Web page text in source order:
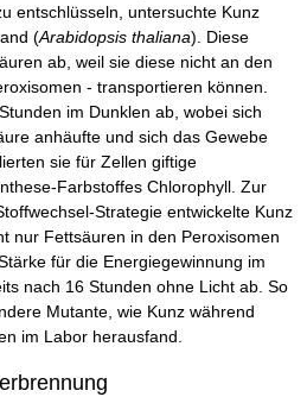
entschlüsseln, untersuchte Kunz
(Arabidopsis thaliana). Diese
ab, weil sie diese nicht an den
- transportieren können.
im Dunklen ab, wobei sich
anhäufte und sich das Gewebe
sie für Zellen giftige
Farbstoffes Chlorophyll. Zur
Strategie entwickelte Kunz
nur Fettsäuren in den Peroxisomen
für die Energiegewinnung im
nach 16 Stunden ohne Licht ab. So
Mutante, wie Kunz während
im Labor herausfand.